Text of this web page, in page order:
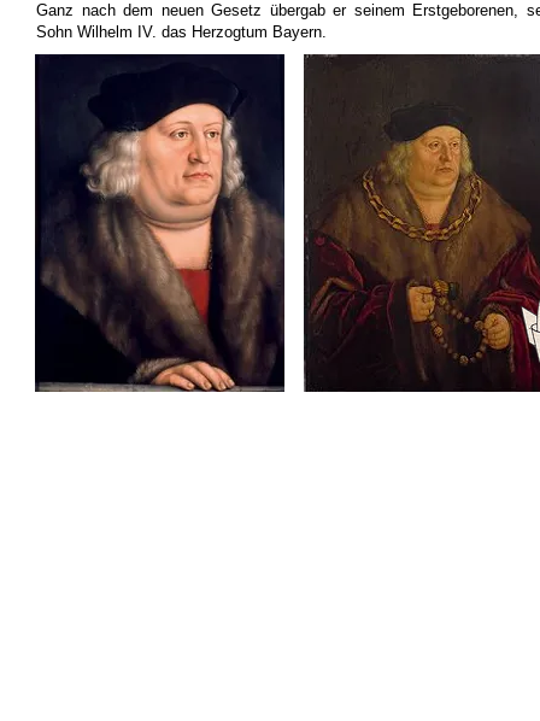
Ganz nach dem neuen Gesetz übergab er seinem Erstgeborenen,
Sohn Wilhelm IV. das Herzogtum Bayern.